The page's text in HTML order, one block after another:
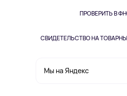
ПРОВЕРИТЬ В
СВИДЕТЕЛЬСТВО НА
Мы на Яндекс
Одежда и аксессуары